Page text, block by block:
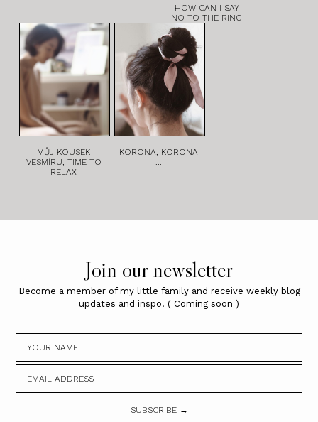
HOW CAN I SAY
NO TO THE RING
MŮJ KOUSEK
VESMÍRU, TIME TO
RELAX
KORONA, KORONA
...
Join our newsletter
Become a member of my little family and receive weekly blog
updates and inspo! ( Coming soon )